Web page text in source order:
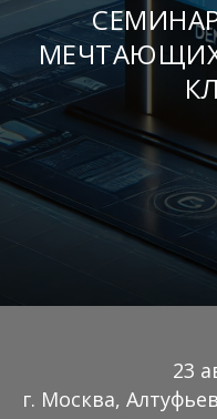
23
г. Москва,